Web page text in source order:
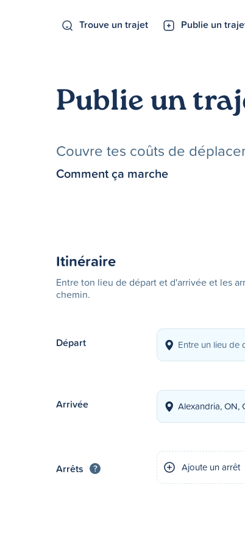
Trouve un trajet Publie un
Publie un
Couvre tes coûts de
Comment ça marche
Itinéraire
Entre ton lieu de départ et d'arrivée et les
chemin.
Départ
Arrivée
Arrêts ? Ajoute un arrêt